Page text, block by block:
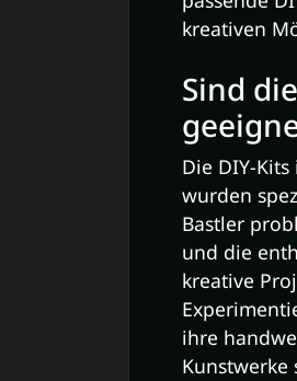
kreativen
Sind
Die DIY-
wurden
Bastler
und die
kreative
ihre
Kunstwerke